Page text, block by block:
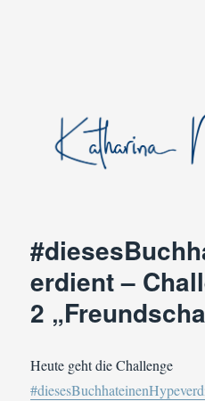
erdient –
2
Heute geht die Challenge